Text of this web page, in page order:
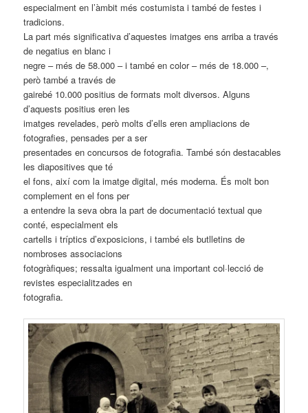
especialment en l’àmbit més costumista i també de festes i
tradicions.
La part més significativa d’aquestes imatges ens arriba a través
de negatius en blanc i
negre – més de 58.000 – i també en color – més de 18.000 –,
però també a través de
gairebé 10.000 positius de formats molt diversos. Alguns
d’aquests positius eren les
imatges revelades, però molts d’ells eren ampliacions de
fotografies, pensades per a ser
presentades en concursos de fotografia. També són destacables
les diapositives que té
el fons, així com la imatge digital, més moderna. És molt bon
complement en el fons per
a entendre la seva obra la part de documentació textual que
conté, especialment els
cartells i tríptics d’exposicions, i també els butlletins de
nombroses associacions
fotogràfiques; ressalta igualment una important col·lecció de
revistes especialitzades en
fotografia.